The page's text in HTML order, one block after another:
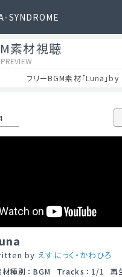
SYNDROME
素材視聴
フリーBGM素材「Luna」by
by えすにっく・かわひろ
材種別 ： BGM Tracks ： 1/1 再